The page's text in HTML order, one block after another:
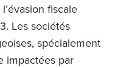
fiscale
Les sociétés
spécialement
impactées par